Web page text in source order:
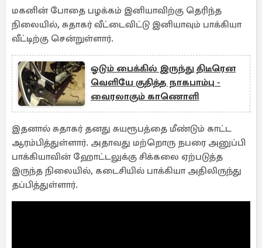
மகனின் போதை பழக்கம் இனியாவிற்கு தெரிந்த
நிலையில், சுதாகர் வீட்டைவிட்டு இனியாவும் பாக்கியா
வீட்டிற்கு சென்றுள்ளார்.
ஓடும் பைக்கில் இருந்து திடீரென
வெளியே குதித்த நாகபாம்பு -
வைரலாகும் காணொளி
இதனால் சுதாகர் தனது சுயரூபத்தை மீண்டும் காட்ட
ஆரம்பித்துள்ளார். அதாவது மற்றொரு நபரை அனுப்பி
பாக்கியாவின் ஹோட்டலுக்கு சிக்கலை ஏற்படுத்த
இருந்த நிலையில், கடைசியில் பாக்கியா அதிலிருந்து
தப்பித்துள்ளார்.